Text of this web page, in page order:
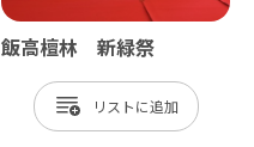
飯高檀林 新緑祭
リスト